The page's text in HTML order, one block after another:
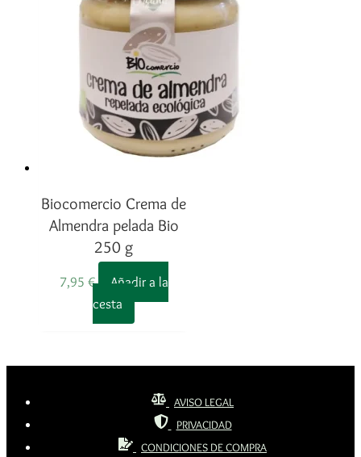
Biocomercio Crema de
Almendra pelada Bio
250 g
7,95 €
Añadir a la
cesta
AVISO LEGAL
PRIVACIDAD
CONDICIONES DE COMPRA